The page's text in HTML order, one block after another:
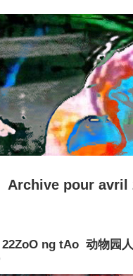
Archive pour avril
ng tAo 动物园